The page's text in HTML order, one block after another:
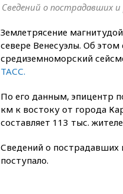
Сведений о пострадавших
Землетрясение
севере Венесуэлы. Об
средиземноморский
ТАСС.
По его данным, эпицентр
км к востоку от города
составляет 113 тыс.
Сведений о пострадавших
поступало.